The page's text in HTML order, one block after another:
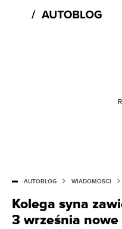
AUTOBLOG WIADOMOŚCI
Kolega syna
3 września